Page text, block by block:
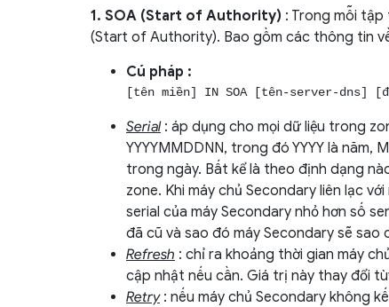
1. SOA (Start of Authority) : Trong mỗi tập
(Start of Authority). Bao gồm các thông tin
Cú pháp :
[tên miền] IN SOA [tên-server-dns]
Serial: áp dụng cho mọi dữ liệu trong
YYYYMMDDNN, trong đó YYYY là năm,
trong ngày. Bất kể là theo định dạng
zone. Khi máy chủ Secondary liên lạc
serial của máy Secondary nhỏ hơn số
đã cũ và sao đó máy Secondary sẽ sao
Refresh : chỉ ra khoảng thời gian máy
cập nhật nếu cần. Giá trị này thay đổi
Retry: nếu máy chủ Secondary không